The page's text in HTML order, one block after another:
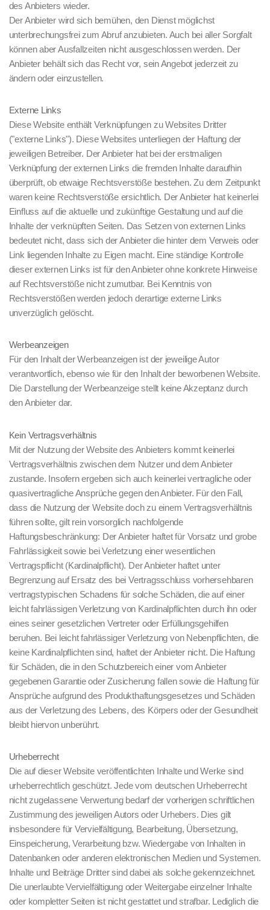
des Anbieters wieder.
Der Anbieter wird sich bemühen, den Dienst möglichst
unterbrechungsfrei zum Abruf anzubieten. Auch bei aller Sorgfalt
können aber Ausfallzeiten nicht ausgeschlossen werden. Der
Anbieter behält sich das Recht vor, sein Angebot jederzeit zu
ändern oder einzustellen.
Externe Links
Diese Website enthält Verknüpfungen zu Websites Dritter
("externe Links"). Diese Websites unterliegen der Haftung der
jeweiligen Betreiber. Der Anbieter hat bei der erstmaligen
Verknüpfung der externen Links die fremden Inhalte daraufhin
überprüft, ob etwaige Rechtsverstöße bestehen. Zu dem Zeitpunkt
waren keine Rechtsverstöße ersichtlich. Der Anbieter hat keinerlei
Einfluss auf die aktuelle und zukünftige Gestaltung und auf die
Inhalte der verknüpften Seiten. Das Setzen von externen Links
bedeutet nicht, dass sich der Anbieter die hinter dem Verweis oder
Link liegenden Inhalte zu Eigen macht. Eine ständige Kontrolle
dieser externen Links ist für den Anbieter ohne konkrete Hinweise
auf Rechtsverstöße nicht zumutbar. Bei Kenntnis von
Rechtsverstößen werden jedoch derartige externe Links
unverzüglich gelöscht.
Werbeanzeigen
Für den Inhalt der Werbeanzeigen ist der jeweilige Autor
verantwortlich, ebenso wie für den Inhalt der beworbenen Website.
Die Darstellung der Werbeanzeige stellt keine Akzeptanz durch
den Anbieter dar.
Kein Vertragsverhältnis
Mit der Nutzung der Website des Anbieters kommt keinerlei
Vertragsverhältnis zwischen dem Nutzer und dem Anbieter
zustande. Insofern ergeben sich auch keinerlei vertragliche oder
quasivertragliche Ansprüche gegen den Anbieter. Für den Fall,
dass die Nutzung der Website doch zu einem Vertragsverhältnis
führen sollte, gilt rein vorsorglich nachfolgende
Haftungsbeschränkung: Der Anbieter haftet für Vorsatz und grobe
Fahrlässigkeit sowie bei Verletzung einer wesentlichen
Vertragspflicht (Kardinalpflicht). Der Anbieter haftet unter
Begrenzung auf Ersatz des bei Vertragsschluss vorhersehbaren
vertragstypischen Schadens für solche Schäden, die auf einer
leicht fahrlässigen Verletzung von Kardinalpflichten durch ihn oder
eines seiner gesetzlichen Vertreter oder Erfüllungsgehilfen
beruhen. Bei leicht fahrlässiger Verletzung von Nebenpflichten, die
keine Kardinalpflichten sind, haftet der Anbieter nicht. Die Haftung
für Schäden, die in den Schutzbereich einer vom Anbieter
gegebenen Garantie oder Zusicherung fallen sowie die Haftung für
Ansprüche aufgrund des Produkthaftungsgesetzes und Schäden
aus der Verletzung des Lebens, des Körpers oder der Gesundheit
bleibt hiervon unberührt.
Urheberrecht
Die auf dieser Website veröffentlichten Inhalte und Werke sind
urheberrechtlich geschützt. Jede vom deutschen Urheberrecht
nicht zugelassene Verwertung bedarf der vorherigen schriftlichen
Zustimmung des jeweiligen Autors oder Urhebers. Dies gilt
insbesondere für Vervielfältigung, Bearbeitung, Übersetzung,
Einspeicherung, Verarbeitung bzw. Wiedergabe von Inhalten in
Datenbanken oder anderen elektronischen Medien und Systemen.
Inhalte und Beiträge Dritter sind dabei als solche gekennzeichnet.
Die unerlaubte Vervielfältigung oder Weitergabe einzelner Inhalte
oder kompletter Seiten ist nicht gestattet und strafbar. Lediglich die